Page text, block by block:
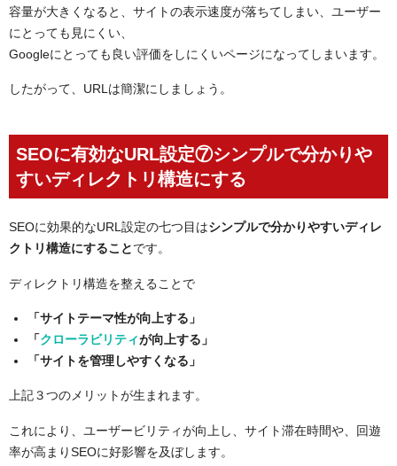
容量が大きくなると、サイトの表示速度が落ちてしまい、ユーザー
にとっても見にくい、
Googleにとっても良い評価をしにくいページになってしまいます。
したがって、URLは簡潔にしましょう。
SEOに有効なURL設定⑦シンプルで分かりや
すいディレクトリ構造にする
SEOに効果的なURL設定の七つ目はシンプルで分かりやすいディレ
クトリ構造にすることです。
ディレクトリ構造を整えることで
「サイトテーマ性が向上する」
「クローラビリティが向上する」
「サイトを管理しやすくなる」
上記３つのメリットが生まれます。
これにより、ユーザービリティが向上し、サイト滞在時間や、回遊
率が高まりSEOに好影響を及ぼします。